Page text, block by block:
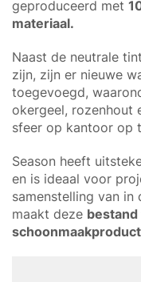
geproduceerd met
materiaal.
Naast de neutrale
zijn, zijn er nieuwe
toegevoegd,
okergeel, rozenhout
sfeer op kantoor op
Season heeft
en is ideaal voor
samenstelling van in
maakt deze